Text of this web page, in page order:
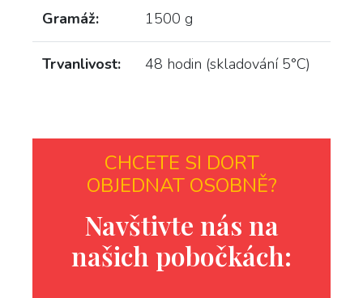
Gramáž: 1500 g
Trvanlivost: 48 hodin (skladování 5°C)
CHCETE SI DORT
OBJEDNAT OSOBNĚ?
Navštivte nás na
našich pobočkách: